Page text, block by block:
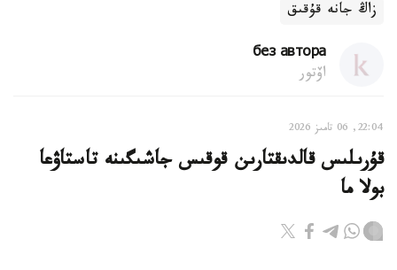
زاڭ جانە قۇقىق
без автора
اۆتور
22:04, 06 تامىز 2026
قۇرىلىس قالدىقتارىن قوقىس جاشىگىنە تاستاۋعا
بولا ما